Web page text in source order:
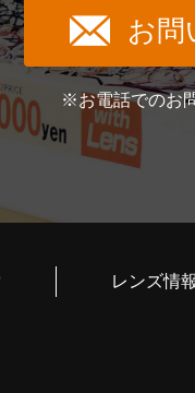
お問
※お電話でのお
レンズ情報